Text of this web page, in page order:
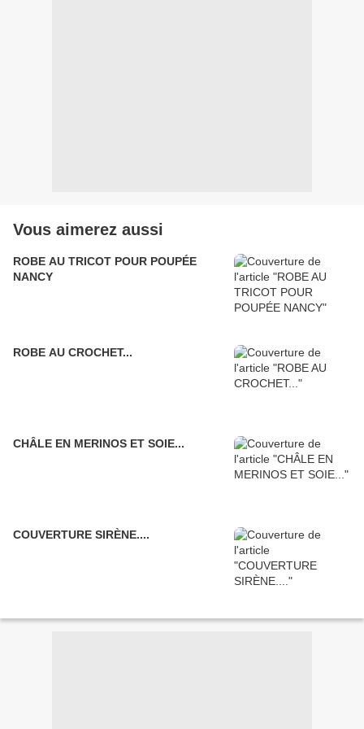
Vous aimerez aussi
ROBE AU TRICOT POUR POUPÉE
NANCY
ROBE AU CROCHET...
CHÂLE EN MERINOS ET SOIE...
COUVERTURE SIRÈNE....